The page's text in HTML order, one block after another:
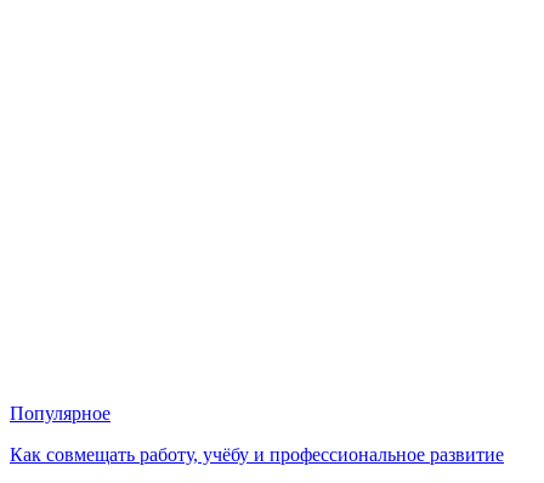
Популярное
Как совмещать работу, учёбу и профессиональное развитие